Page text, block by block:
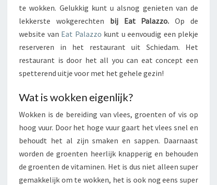
B
I
J
H
W
K
E
N
te wokken. Gelukkig kunt u alsnog genieten van de
lekkerste wokgerechten bij Eat Palazzo. Op de
website van Eat Palazzo kunt u eenvoudig een plekje
reserveren in het restaurant uit Schiedam. Het
restaurant is door het all you can eat concept een
spetterend uitje voor met het gehele gezin!
Wat is wokken eigenlijk?
Wokken is de bereiding van vlees, groenten of vis op
hoog vuur. Door het hoge vuur gaart het vlees snel en
behoudt het al zijn smaken en sappen. Daarnaast
worden de groenten heerlijk knapperig en behouden
de groenten de vitaminen. Het is dus niet alleen super
gemakkelijk om te wokken, het is ook nog eens super